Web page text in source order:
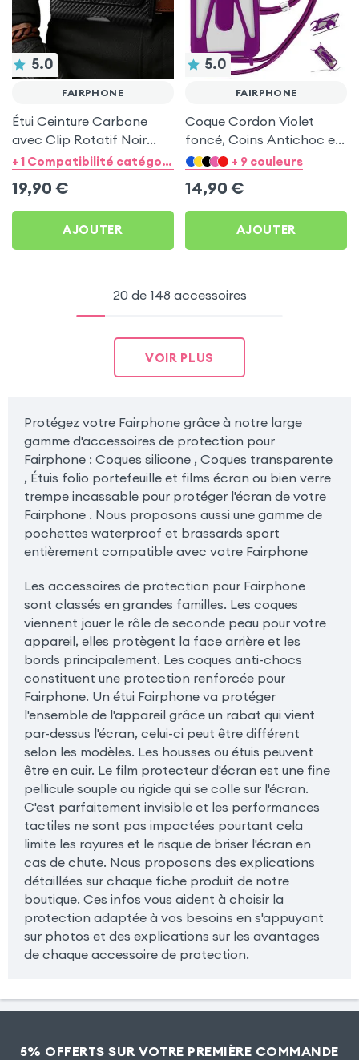
5.0
FAIRPHONE
Étui Ceinture Carbone
avec Clip Rotatif Noir
pour Fairphone
+ 1 Compatibilité catégorie
19,90 €
AJOUTER
5.0
FAIRPHONE
Coque Cordon Violet
foncé, Coins Antichoc et
Support Vidéo pour
+ 9 couleurs
14,90 €
AJOUTER
20 de 148 accessoires
VOIR PLUS
Protégez votre Fairphone grâce à notre large
gamme d'accessoires de protection pour
Fairphone : Coques silicone , Coques transparente
, Étuis folio portefeuille et films écran ou bien verre
trempe incassable pour protéger l'écran de votre
Fairphone . Nous proposons aussi une gamme de
pochettes waterproof et brassards sport
entièrement compatible avec votre Fairphone
Les accessoires de protection pour Fairphone
sont classés en grandes familles. Les coques
viennent jouer le rôle de seconde peau pour votre
appareil, elles protègent la face arrière et les
bords principalement. Les coques anti-chocs
constituent une protection renforcée pour
Fairphone. Un étui Fairphone va protéger
l'ensemble de l'appareil grâce un rabat qui vient
par-dessus l'écran, celui-ci peut être différent
selon les modèles. Les housses ou étuis peuvent
être en cuir. Le film protecteur d'écran est une fine
pellicule souple ou rigide qui se colle sur l'écran.
C'est parfaitement invisible et les performances
tactiles ne sont pas impactées pourtant cela
limite les rayures et le risque de briser l'écran en
cas de chute. Nous proposons des explications
détaillées sur chaque fiche produit de notre
boutique. Ces infos vous aident à choisir la
protection adaptée à vos besoins en s'appuyant
sur photos et des explications sur les avantages
de chaque accessoire de protection.
5% OFFERTS SUR VOTRE PREMIÈRE COMMANDE